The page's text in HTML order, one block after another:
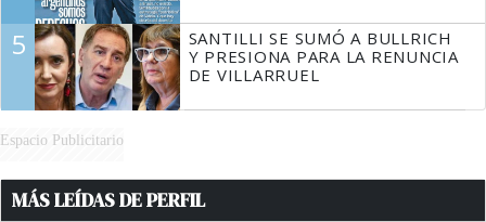
5
SANTILLI SE SUMÓ A BULLRICH
Y PRESIONA PARA LA RENUNCIA
DE VILLARRUEL
Espacio Publicitario
MÁS LEÍDAS DE PERFIL